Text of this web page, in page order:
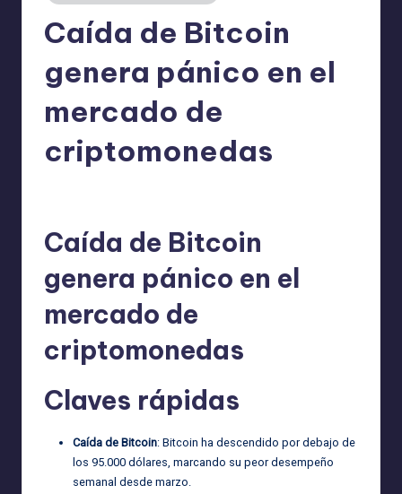
Caída de Bitcoin
genera pánico en el
mercado de
criptomonedas
Caída de Bitcoin
genera pánico en el
mercado de
criptomonedas
Claves rápidas
Caída de Bitcoin: Bitcoin ha descendido por debajo de
los 95.000 dólares, marcando su peor desempeño
semanal desde marzo.